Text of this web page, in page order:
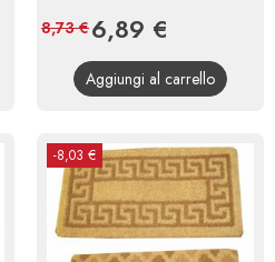
Prezzo
6,89 €
base
8,73 €
Aggiungi al carrello
-8,03 €